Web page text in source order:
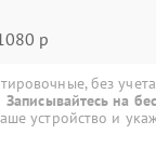
р
без
Записывайтесь на
устройство и